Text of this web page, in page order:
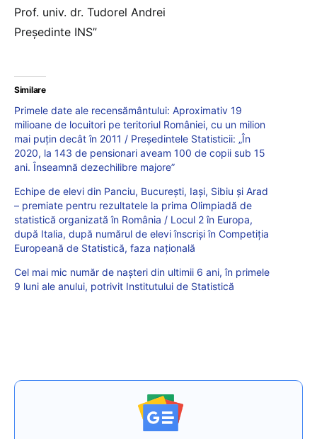
Prof. univ. dr. Tudorel Andrei
Preşedinte INS”
Similare
Primele date ale recensământului: Aproximativ 19
milioane de locuitori pe teritoriul României, cu un milion
mai puțin decât în 2011 / Președintele Statisticii: „În
2020, la 143 de pensionari aveam 100 de copii sub 15
ani. Înseamnă dezechilibre majore”
Echipe de elevi din Panciu, București, Iași, Sibiu și Arad
– premiate pentru rezultatele la prima Olimpiadă de
statistică organizată în România / Locul 2 în Europa,
după Italia, după numărul de elevi înscriși în Competiția
Europeană de Statistică, faza națională
Cel mai mic număr de nașteri din ultimii 6 ani, în primele
9 luni ale anului, potrivit Institutului de Statistică